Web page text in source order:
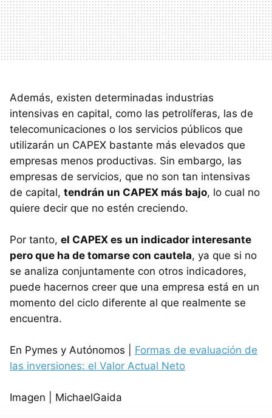
Además, existen determinadas industrias
intensivas en capital, como las petrolíferas, las de
telecomunicaciones o los servicios públicos que
utilizarán un CAPEX bastante más elevados que
empresas menos productivas. Sin embargo, las
empresas de servicios, que no son tan intensivas
de capital, tendrán un CAPEX más bajo, lo cual no
quiere decir que no estén creciendo.
Por tanto, el CAPEX es un indicador interesante
pero que ha de tomarse con cautela, ya que si no
se analiza conjuntamente con otros indicadores,
puede hacernos creer que una empresa está en un
momento del ciclo diferente al que realmente se
encuentra.
En Pymes y Autónomos | Formas de evaluación de
las inversiones: el Valor Actual Neto
Imagen | MichaelGaida